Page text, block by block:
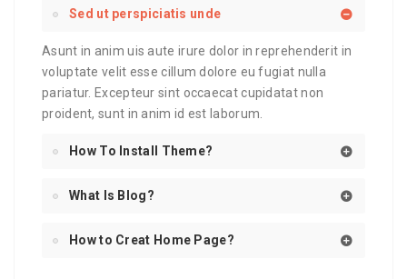
Sed ut perspiciatis unde
Asunt in anim uis aute irure dolor in reprehenderit in
voluptate velit esse cillum dolore eu fugiat nulla
pariatur. Excepteur sint occaecat cupidatat non
proident, sunt in anim id est laborum.
How To Install Theme?
What Is Blog?
How to Creat Home Page?